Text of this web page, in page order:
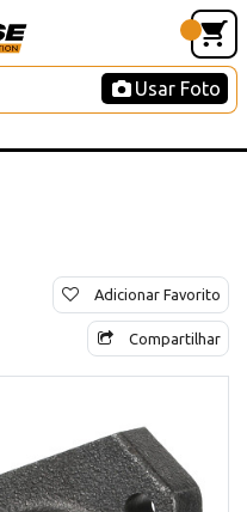
Usar Foto
Adicionar Favorito
Compartilhar